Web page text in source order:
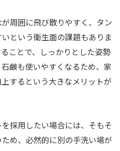
周囲に飛び散りやすく、タン
という衛生面の課題もありま
ことで、しっかりとした姿勢
鹸も使いやすくなるため、家
するという大きなメリットが
採用したい場合には、そもそ
め、必然的に別の手洗い場が